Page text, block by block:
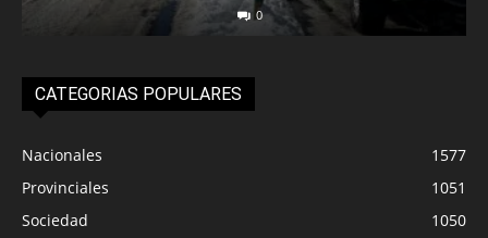
0
CATEGORIAS POPULARES
Nacionales
1577
Provinciales
1051
Sociedad
1050